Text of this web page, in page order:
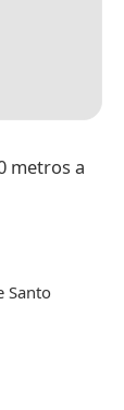
metros a
Santo